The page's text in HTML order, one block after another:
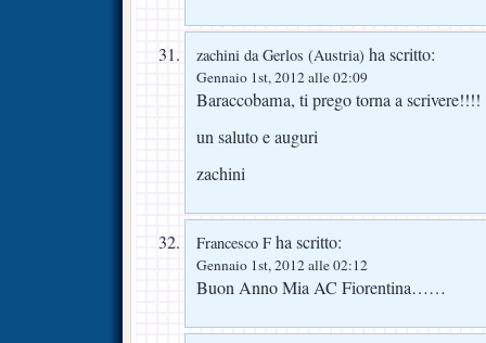
zachini da Gerlos (Austria) ha scritto:
Gennaio 1st, 2012 alle 02:09
Baraccobama, ti prego torna a scrivere!!!!
un saluto e auguri
zachini
Francesco F ha scritto:
Gennaio 1st, 2012 alle 02:12
Buon Anno Mia AC Fiorentina……